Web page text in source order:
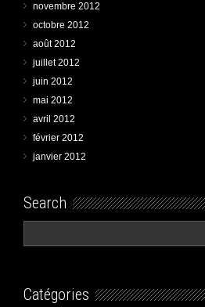
novembre 2012
octobre 2012
août 2012
juillet 2012
juin 2012
mai 2012
avril 2012
février 2012
janvier 2012
Search
Catégories